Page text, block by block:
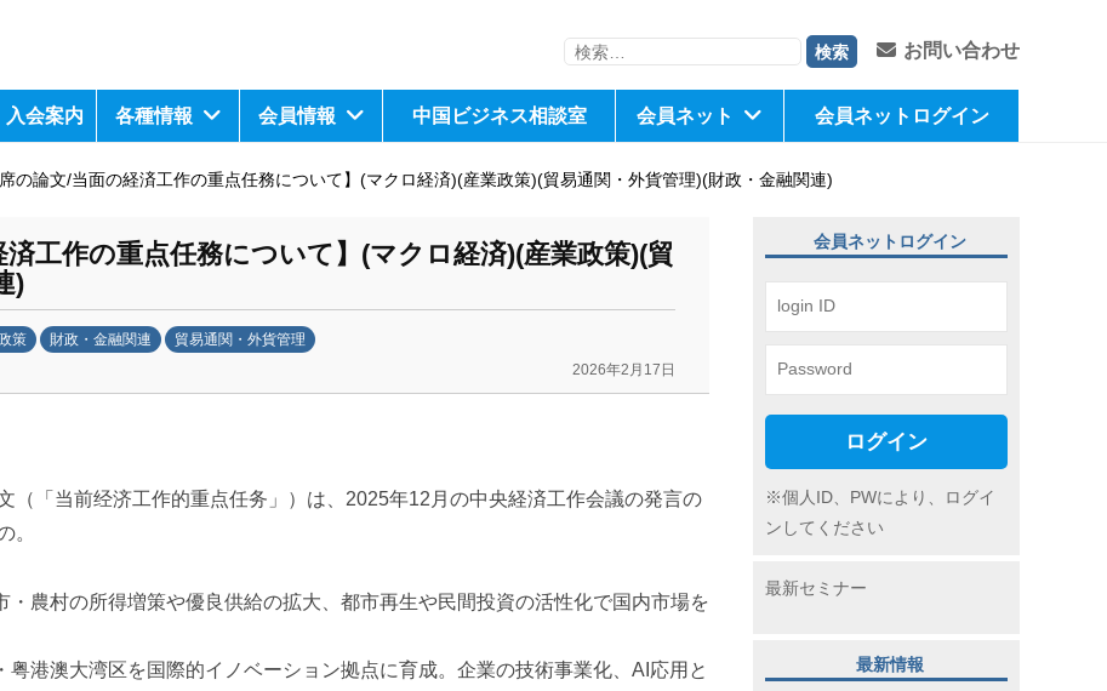
検
お問い合わせ
入会案内 各種情報 会員情報 中国ビジネス相談室 会員ネット 会員ネットログイン
席の論文/当面の経済工作の重点任務について】(マクロ経済)(産業政策)(貿易通関・外貨管理)(財政・金融関連)
済工作の重点任務について】(マクロ経済)(産業政策)(貿
)
策 財政・金融関連 貿易通関・外貨管理
2026年2月17日
（「当前经济工作的重点任务」）は、2025年12月の中央経済工作会議の発言の
。
・農村の所得増策や優良供給の拡大、都市再生や民間投資の活性化で国内市場を
粤港澳大湾区を国際的イノベーション拠点に育成。企業の技術事業化、AI応用と
会員ネットログイン
ログイン
※個人ID、PWにより、ログイ
ンしてください
最新セミナー
最新情報